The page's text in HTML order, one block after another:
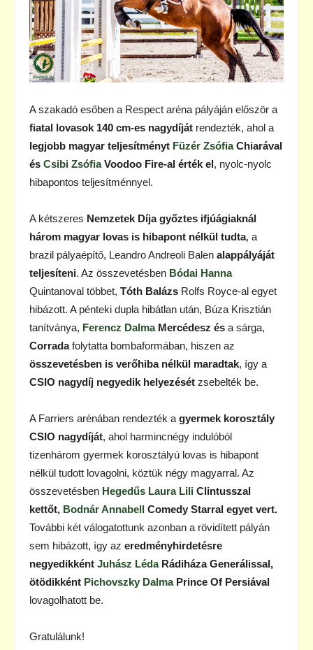
A szakadó esőben a Respect aréna pályáján először a
fiatal lovasok 140 cm-es nagydíját rendezték, ahol a
legjobb magyar teljesítményt Füzér ZsófiaChiarával
és Csibi ZsófiaVoodoo Fire-al érték el, nyolc-nyolc
hibapontos teljesítménnyel.
A kétszeres Nemzetek Díja győztes ifjúágiaknál
három magyar lovas is hibapont nélkül tudta, a
brazil pályaépítő, Leandro Andreoli Balen alappályáját
teljesíteni. Az összevetésben Bódai Hanna
Quintanoval többet, Tóth Balázs Rolfs Royce-al egyet
hibázott. A pénteki dupla hibátlan után, Búza Krisztián
tanítványa, Ferencz Dalma Mercédesz és a sárga,
Corradafolytatta bombaformában, hiszen az
összevetésben is verőhiba nélkül maradtak, így a
CSIO nagydíj negyedik helyezését zsebelték be.
A Farriers arénában rendezték a gyermek korosztály
CSIO nagydíját, ahol harmincnégy indulóból
tizenhárom gyermek korosztályú lovas is hibapont
nélkül tudott lovagolni, köztük négy magyarral. Az
összevetésben Hegedűs Laura Lili Clintusszal
kettőt, Bodnár Annabell Comedy Starral egyet vert.
További két válogatottunk azonban a rövidített pályán
sem hibázott, így az eredményhirdetésre
negyedikként Juhász LédaRádiháza Generálissal,
ötödikként Pichovszky DalmaPrince Of Persiával
lovagolhatott be.
Gratulálunk!